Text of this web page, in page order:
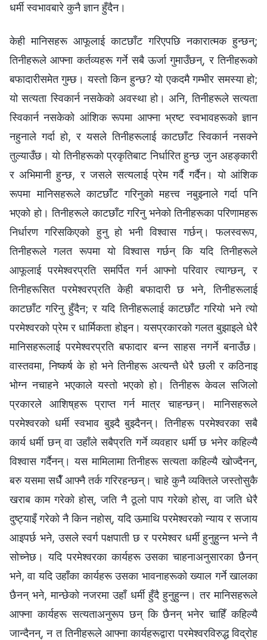
धर्मी स्वभावबारे कुनै ज्ञान हुँदैन।
केही मानिसहरू आफूलाई काटछाँट गरिएपछि नकारात्मक हुन्छन्;
तिनीहरूले आफ्ना कर्तव्यहरू गर्ने सबै ऊर्जा गुमाउँछन्, र तिनीहरूको
बफादारीसमेत गुम्छ। यस्तो किन हुन्छ? यो एकदमै गम्भीर समस्या हो;
यो सत्यता स्विकार्न नसकेको अवस्था हो। अनि, तिनीहरूले सत्यता
स्विकार्न नसकेको आंशिक रूपमा आफ्ना भ्रष्ट स्वभावहरूको ज्ञान
नहुनाले गर्दा हो, र यसले तिनीहरूलाई काटछाँट स्विकार्न नसक्‍ने
तुल्याउँछ। यो तिनीहरूको प्रकृतिबाट निर्धारित हुन्छ जुन अहङ्कारी
र अभिमानी हुन्छ, र जसले सत्यलाई प्रेम गर्दै गर्दैन। यो आंशिक
रूपमा मानिसहरूले काटछाँट गरिनुको महत्त्व नबुझ्नाले गर्दा पनि
भएको हो। तिनीहरूले काटछाँट गरिनु भनेको तिनीहरूका परिणामहरू
निर्धारण गरिसकिएको हुनु हो भनी विश्‍वास गर्छन्। फलस्वरूप,
तिनीहरूले गलत रूपमा यो विश्‍वास गर्छन् कि यदि तिनीहरूले
आफूलाई परमेश्‍वरप्रति समर्पित गर्न आफ्‍नो परिवार त्याग्छन्, र
तिनीहरूसित परमेश्‍वरप्रति केही बफादारी छ भने, तिनीहरूलाई
काटछाँट गरिनु हुँदैन; र यदि तिनीहरूलाई काटछाँट गरियो भने त्यो
परमेश्‍वरको प्रेम र धार्मिकता होइन। यसप्रकारको गलत बुझाइले धेरै
मानिसहरूलाई परमेश्‍वरप्रति बफादार बन्‍न साहस नगर्ने बनाउँछ।
वास्तवमा, निष्कर्ष के हो भने तिनीहरू अत्यन्तै धेरै छली र कठिनाइ
भोग्‍न नचाहने भएकाले यस्तो भएको हो। तिनीहरू केवल सजिलो
प्रकारले आशिष्‌हरू प्राप्त गर्न मात्र चाहन्छन्। मानिसहरूले
परमेश्‍वरको धर्मी स्वभाव बुझ्दै बुझ्दैनन्। तिनीहरू परमेश्‍वरका सबै
कार्य धर्मी छन् वा उहाँले सबैप्रति गर्ने व्यवहार धर्मी छ भनेर कहिल्यै
विश्‍वास गर्दैनन्। यस मामिलामा तिनीहरू सत्यता कहिल्यै खोज्दैनन्,
बरु यसमा सधैँ आफ्नै तर्क गरिरहन्छन्। चाहे कुनै व्यक्तिले जस्तोसुकै
खराब काम गरेको होस्, जति नै ठूलो पाप गरेको होस्, वा जति धेरै
दुष्ट्याइँ गरेको नै किन नहोस्, यदि ऊमाथि परमेश्‍वरको न्याय र सजाय
आइपर्छ भने, उसले स्वर्ग पक्षपाती छ र परमेश्‍वर धर्मी हुनुहुन्‍न भन्‍ने नै
सोच्नेछ। यदि परमेश्‍वरका कार्यहरू उसका चाहनाअनुसारका छैनन्
भने, वा यदि उहाँका कार्यहरू उसका भावनाहरूको ख्याल गर्ने खालका
छैनन् भने, मान्छेको नजरमा उहाँ धर्मी हुँदै हुनुहुन्‍न। तर मानिसहरूले
आफ्ना कार्यहरू सत्यताअनुरूप छन् कि छैनन् भनेर चाहिँ कहिल्यै
जान्दैनन्, न त तिनीहरूले आफ्ना कार्यहरूद्वारा परमेश्‍वरविरुद्ध विद्रोह